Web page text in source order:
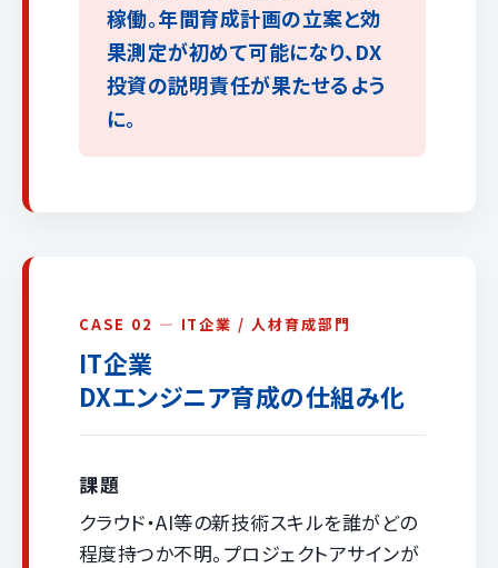
稼働。年間育成計画の立案と効
果測定が初めて可能になり、DX
投資の説明責任が果たせるよう
に。
CASE 02 — IT企業 / 人材育成部門
IT企業
DXエンジニア育成の仕組み化
課題
クラウド・AI等の新技術スキルを誰がどの
程度持つか不明。プロジェクトアサインが